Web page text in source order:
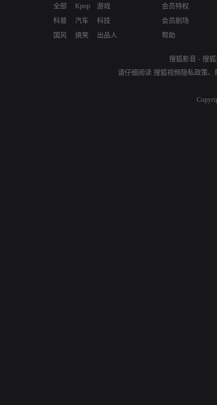
全部
科普
国风
Kpop
汽车
搞笑
游戏
科技
出品人
会员特权
会员剧场
帮助
搜狐影音 - 搜
请仔细阅读 搜狐视频隐私政策、